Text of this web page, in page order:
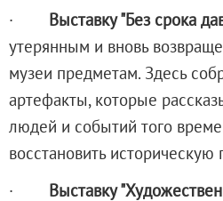
Михаил
Архив выставок
Степан Эрьзя
Эпоха
Архип
Русская
· Выставку "Без срока
утерянным и вновь
музеи предметам. Здесь
артефакты, которые
людей и событий того
восстановить историческую
· Выставку